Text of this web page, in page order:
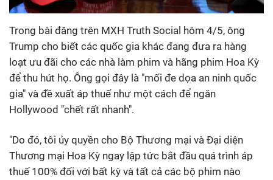
Trong bài đăng trên MXH Truth Social hôm 4/5, ông
Trump cho biết các quốc gia khác đang đưa ra hàng
loạt ưu đãi cho các nhà làm phim và hãng phim Hoa Kỳ
để thu hút họ. Ông gọi đây là "mối đe dọa an ninh quốc
gia" và đề xuất áp thuế như một cách để ngăn
Hollywood "chết rất nhanh".
"Do đó, tôi ủy quyền cho Bộ Thương mại và Đại diện
Thương mại Hoa Kỳ ngay lập tức bắt đầu quá trình áp
thuế 100% đối với bất kỳ và tất cả các bộ phim nào